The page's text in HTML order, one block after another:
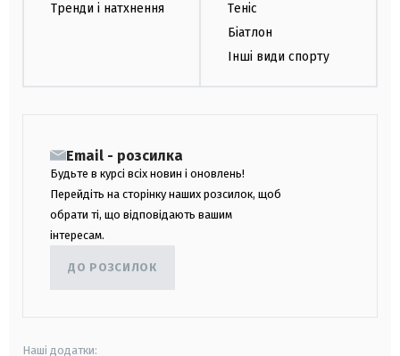
Тренди і натхнення
Теніс
Біатлон
Інші види спорту
Email - розсилка
Будьте в курсі всіх новин і оновлень!
Перейдіть на сторінку наших розсилок, щоб
обрати ті, що відповідають вашим
інтересам.
ДО РОЗСИЛОК
Наші додатки: